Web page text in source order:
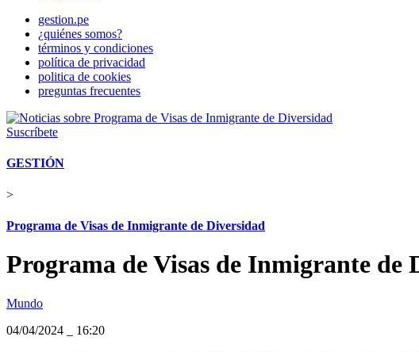
gestion.pe
¿quiénes somos?
términos y condiciones
política de privacidad
politica de cookies
preguntas frecuentes
Suscríbete
GESTIÓN
>
Programa de Visas de Inmigrante de Diversidad
Programa de Visas de Inmigrante de
Mundo
04/04/2024
16:20